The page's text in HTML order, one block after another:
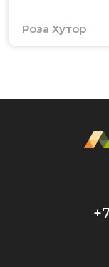
Роза Хутор